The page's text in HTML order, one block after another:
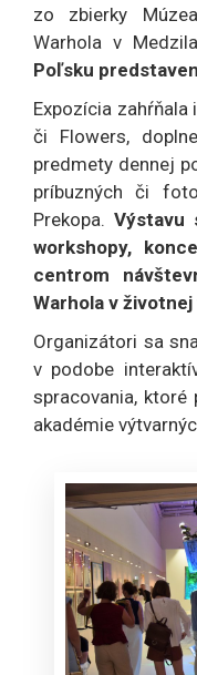
zo zbierky
Warhola v
Poľsku
Expozícia zahŕňala
či Flowers,
predmety dennej
príbuzných či
Prekopa. Výstavu
workshopy,
centrom
Warhola v
Organizátori sa
v podobe
spracovania, ktoré
akadémie